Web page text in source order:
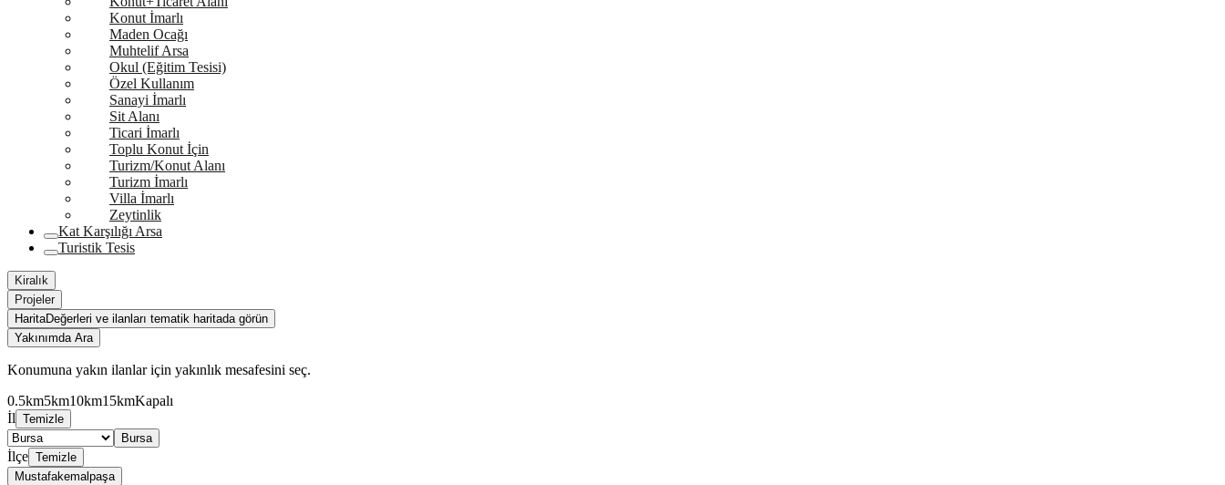
Konut İmarlı
Maden Ocağı
Muhtelif Arsa
Okul (Eğitim Tesisi)
Özel Kullanım
Sanayi İmarlı
Sit Alanı
Ticari İmarlı
Toplu Konut İçin
Turizm/Konut Alanı
Turizm İmarlı
Villa İmarlı
Zeytinlik
Kat Karşılığı Arsa
Turistik Tesis
Kiralık
Projeler
HaritaDeğerleri ve ilanları tematik haritada görün
Yakınımda Ara
Konumuna yakın ilanlar için yakınlık mesafesini seç.
0.5km5km10km15kmKapalı
İl Temizle
Bursa
İlçe Temizle
Mustafakemalpaşa